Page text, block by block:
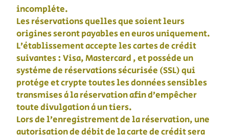
incomplète.
Les réservations quelles que soient leurs
origines seront payables en euros uniquement.
L’établissement accepte les cartes de crédit
suivantes : Visa, Mastercard , et possède un
système de réservations sécurisée (SSL) qui
protège et crypte toutes les données sensibles
transmises à la réservation afin d’empêcher
toute divulgation à un tiers.
Lors de l’enregistrement de la réservation, une
autorisation de débit de la carte de crédit sera